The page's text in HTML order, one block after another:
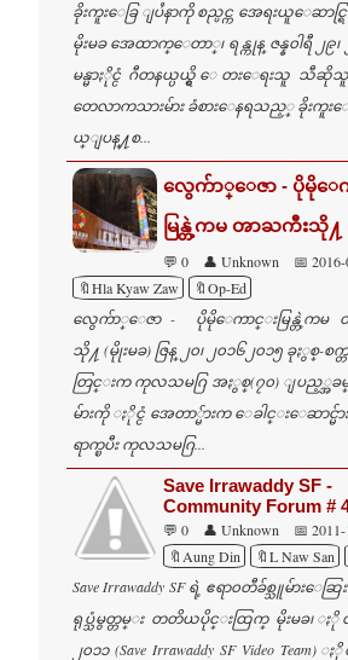
ခိုးကူးေခြ ျပႆနာကို စည္ပင္က အေရးယူေဆာင္ရ
မိုးမခ အေထာက္ေတာ္၊ ရန္ကုန္ ဇန္န၀ါရီ ၂၉၊
မန္မာႏိုင္ငံ ဂီတနယ္ပယ္ရွိ ေတးေရးသူ သီ
တေလာကသားမ်ား ခံစားေနရသည့္ ခိုးကူးေ
ယ္ျပန္႔စ...
လွေက်ာ္ေဇာ - ပိုမိုေ
မြန္တဲ့ကမ ၻာႀကီးသို႔
💬 0 👤 Unknown
📅
🔖Hla Kyaw Zaw
🔖Op-Ed
လွေက်ာ္ေဇာ - ပိုမိုေကာင္းမြန္တဲ့ကမ
သို႔ (မိုုးမခ) ဇြန္ ၂၀၊ ၂၀၁၆၂၀၁၅ ခုႏွစ္-စက္
တြင္းက ကုလသမဂြ အႏွစ္(၇၀) ျပည့္အခမ္
မ်ားကို ႏိုင္ငံ အေတာ္မ်ားက ေခါင္းေဆာင္
ရာက္ၿပီး ကုလသမဂြ...
Save Irrawaddy SF -
Community Forum #
💬 0 👤 Unknown
📅
🔖Aung Din
🔖L Naw San
Save Irrawaddy SF ရဲ့ ဧရာ၀တီခ်စ္သူမ်ားေဆြ
ရုပ္သံမွတ္တမ္း တတိယပိုင္းထြက္ မိုးမခ၊ ႏို၀င္
၂၀၁၁ (Save Irrawaddy SF Video Team) ႏို